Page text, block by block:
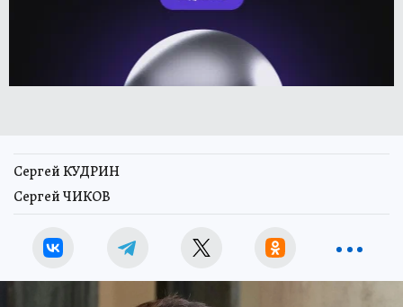
Сергей КУДРИН
Сергей ЧИКОВ